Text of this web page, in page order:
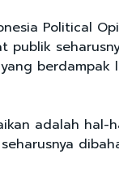
Political
publik
berdampak
adalah hal-